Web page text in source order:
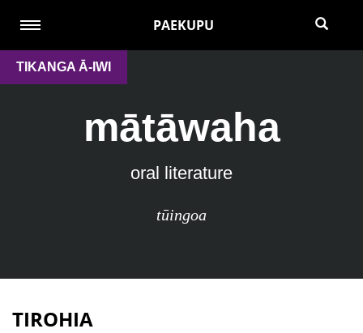
PAEKUPU
TIKANGA Ā-IWI
mātāwaha
oral literature
tūingoa
TIROHIA